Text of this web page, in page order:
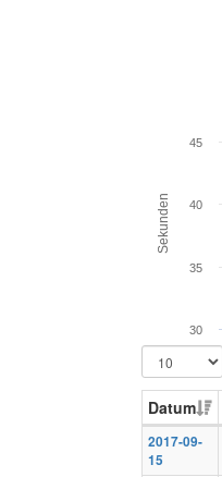
Sekunden
30
35
40
45
Datum
2017-09-
15